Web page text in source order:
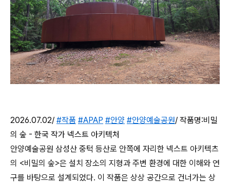
2026.07.02/ #작품 #APAP #안양 #안양예술공원/ 작품명:비밀
의 숲 - 한국 작가 넥스트 아키텍처
안양예술공원 삼성산 중턱 등산로 안쪽에 자리한 넥스트 아키텍츠
의 <비밀의 숲>은 설치 장소의 지형과 주변 환경에 대한 이해와 연
구를 바탕으로 설계되었다. 이 작품은 상상 공간으로 건너가는 상